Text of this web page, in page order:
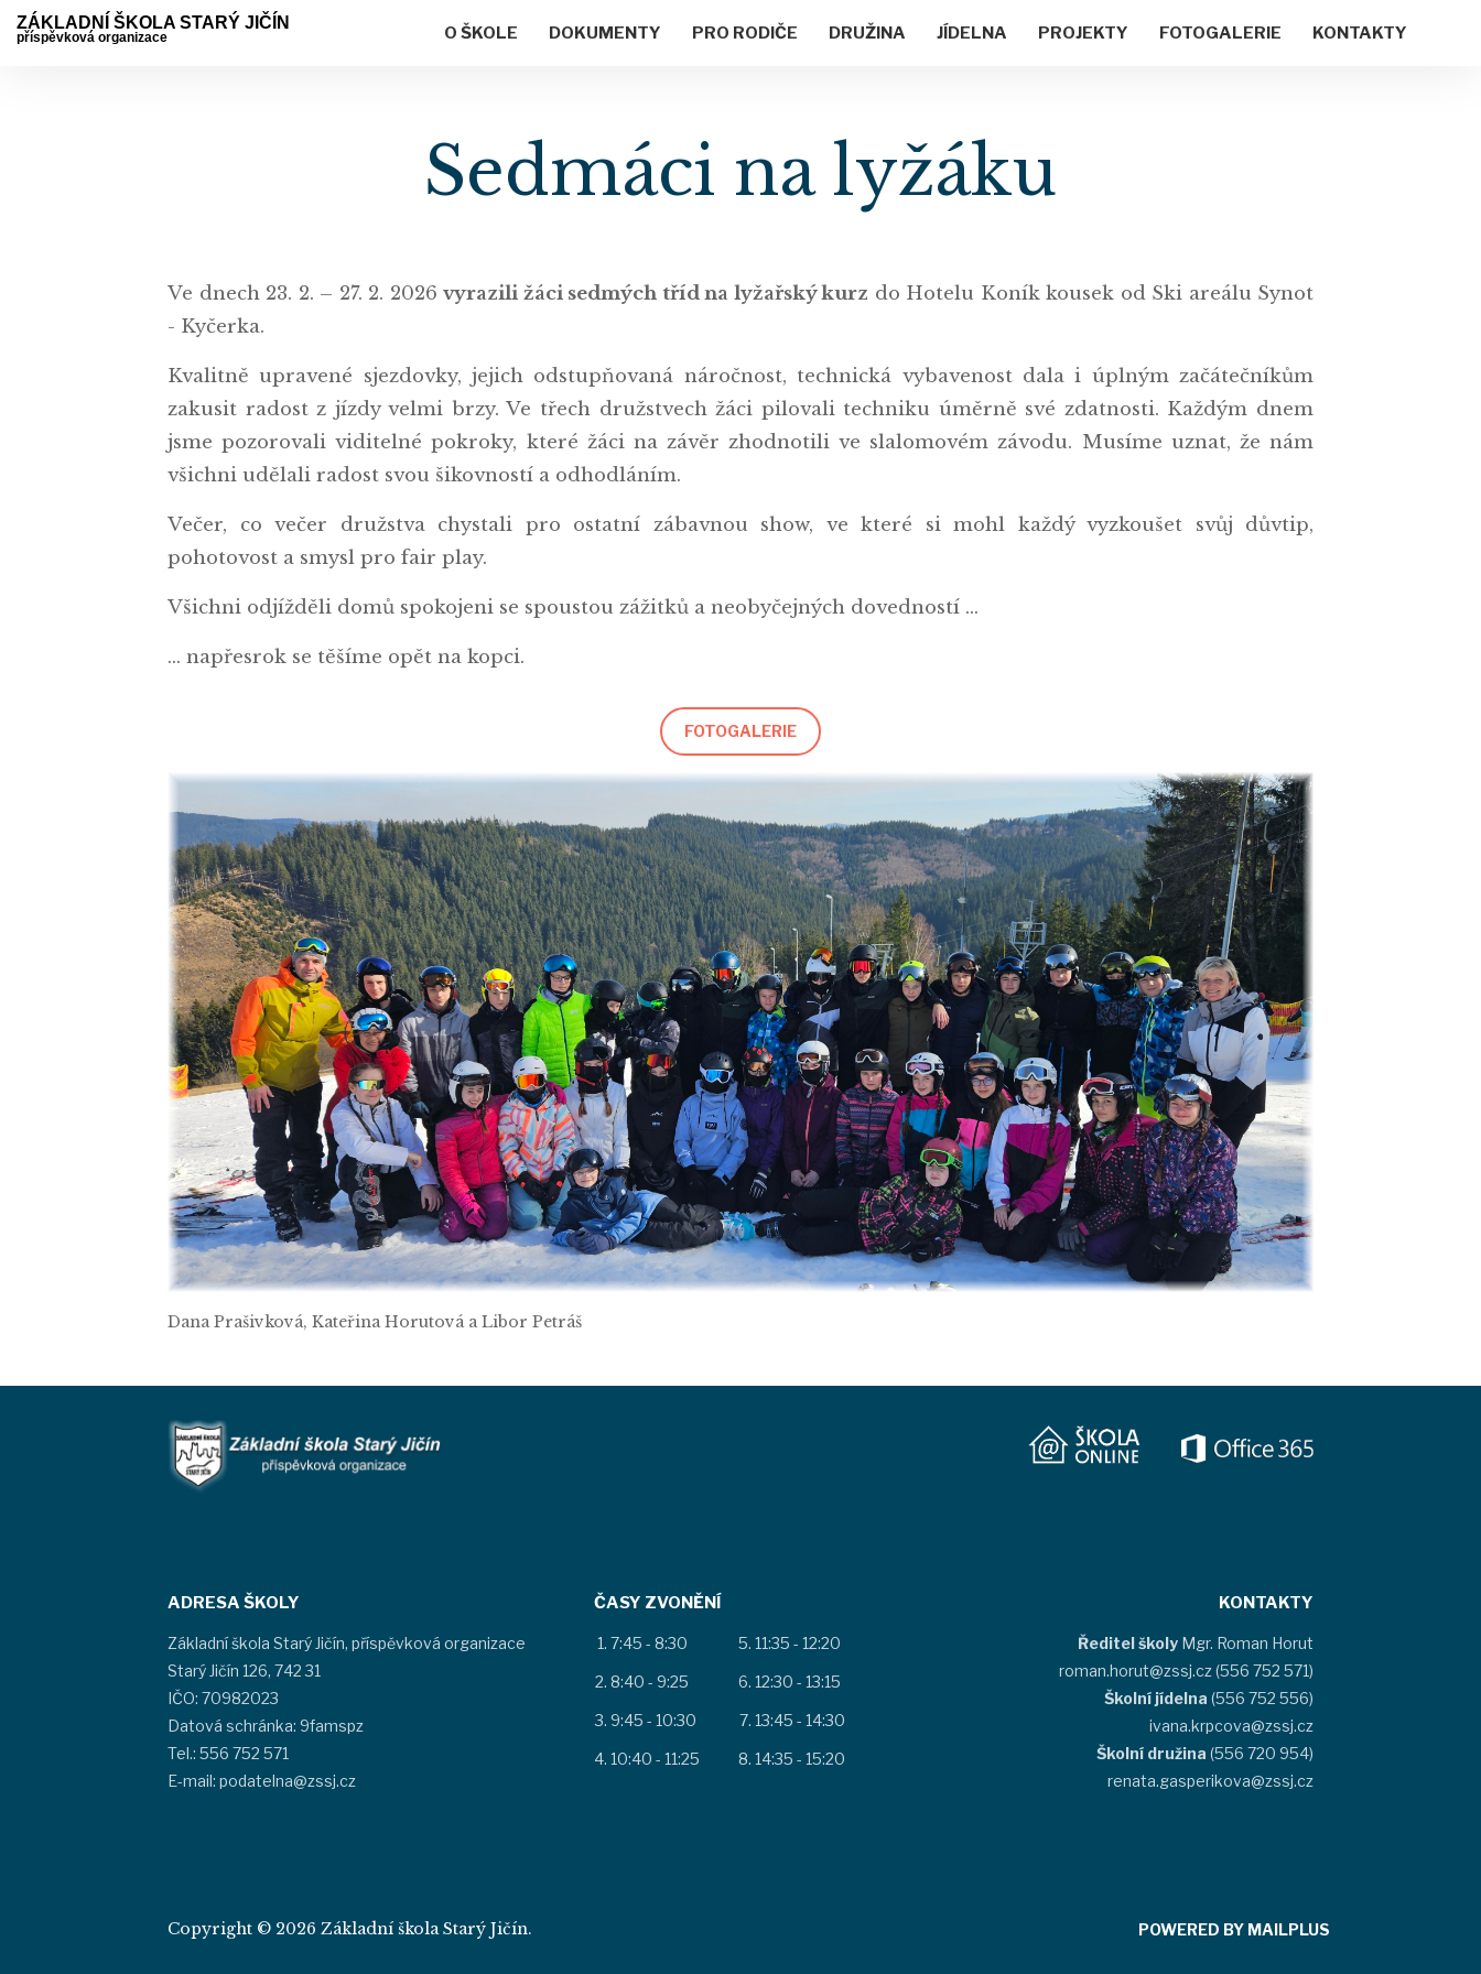
ZÁKLADNÍ ŠKOLA STARÝ JIČÍN
příspěvková organizace O ŠKOLE DOKUMENTY PRO RODIČE DRUŽINA JÍDELNA PROJEKTY FOTOGALERIE KONTAKTY
Sedmáci na lyžáku
Ve dnech 23. 2. – 27. 2. 2026 vyrazili žáci sedmých tříd na lyžařský kurz do Hotelu Koník kousek od Ski areálu Synot
- Kyčerka.
Kvalitně upravené sjezdovky, jejich odstupňovaná náročnost, technická vybavenost dala i úplným začátečníkům
zakusit radost z jízdy velmi brzy. Ve třech družstvech žáci pilovali techniku úměrně své zdatnosti. Každým dnem
jsme pozorovali viditelné pokroky, které žáci na závěr zhodnotili ve slalomovém závodu. Musíme uznat, že nám
všichni udělali radost svou šikovností a odhodláním.
Večer, co večer družstva chystali pro ostatní zábavnou show, ve které si mohl každý vyzkoušet svůj důvtip,
pohotovost a smysl pro fair play.
Všichni odjížděli domů spokojeni se spoustou zážitků a neobyčejných dovedností ...
... napřesrok se těšíme opět na kopci.
FOTOGALERIE
Dana Prašivková, Kateřina Horutová a Libor Petráš
ADRESA ŠKOLY
Základní škola Starý Jičín, příspěvková organizace
Starý Jičín 126, 742 31
IČO: 70982023
Datová schránka: 9famspz
Tel.: 556 752 571
E-mail: podatelna@zssj.cz
ČASY ZVONĚNÍ
7:45 - 8:30
8:40 - 9:25
9:45 - 10:30
10:40 - 11:25
11:35 - 12:20
12:30 - 13:15
13:45 - 14:30
14:35 - 15:20
KONTAKTY
Ředitel školy Mgr. Roman Horut
roman.horut@zssj.cz (556 752 571)
Školní jídelna (556 752 556)
ivana.krpcova@zssj.cz
Školní družina (556 720 954)
renata.gasperikova@zssj.cz
Copyright © 2026 Základní škola Starý Jičín. POWERED BY MAILPLUS